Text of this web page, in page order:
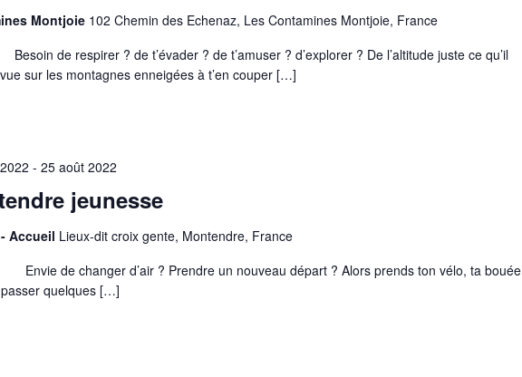
Montjoie 102 Chemin des Echenaz, Les Contamines Montjoie, France
de respirer ? de t’évader ? de t’amuser ? d’explorer ? De l’altitude juste ce qu’il
sur les montagnes enneigées à t’en couper […]
jeunesse
- 25 août 2022
Accueil Lieux-dit croix gente, Montendre, France
changer d’air ? Prendre un nouveau départ ? Alors prends ton vélo, ta bouée
quelques […]